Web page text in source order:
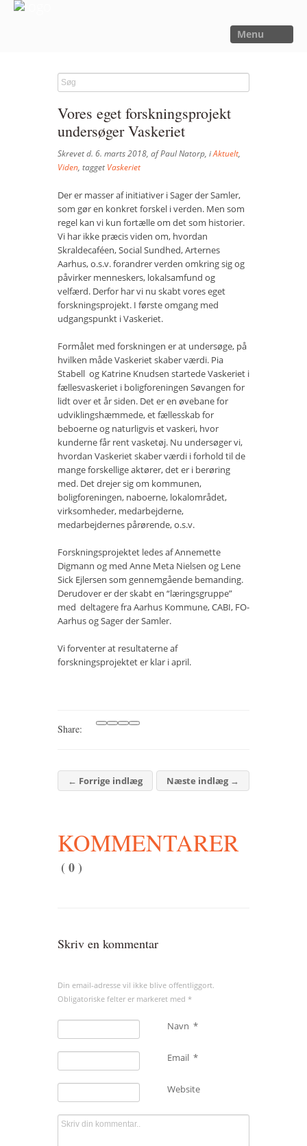
Menu
FORSKNING
Om Sager der Samler
Bliv medlem
Politikker og vedtægter
Vores eget forskningsprojekt
undersøger Vaskeriet
Skrevet d. 6. marts 2018, af Paul Natorp, iAktuelt,
Viden, tagget Vaskeriet
Der er masser af initiativer i Sager der Samler,
som gør en konkret forskel i verden. Men som
regel kan vi kun fortælle om det som historier.
Vi har ikke præcis viden om, hvordan
Skraldecaféen, Social Sundhed, Arternes
Aarhus, o.s.v. forandrer verden omkring sig og
påvirker menneskers, lokalsamfund og
velfærd. Derfor har vi nu skabt vores eget
forskningsprojekt. I første omgang med
udgangspunkt i Vaskeriet.
Formålet med forskningen er at undersøge, på
hvilken måde Vaskeriet skaber værdi. Pia
Stabell og Katrine Knudsen startede Vaskeriet i
fællesvaskeriet i boligforeningen Søvangen for
lidt over et år siden. Det er en øvebane for
udviklingshæmmede, et fællesskab for
beboerne og naturligvis et vaskeri, hvor
kunderne får rent vasketøj. Nu undersøger vi,
hvordan Vaskeriet skaber værdi i forhold til de
mange forskellige aktører, det er i berøring
med. Det drejer sig om kommunen,
boligforeningen, naboerne, lokalområdet,
virksomheder, medarbejderne,
medarbejdernes pårørende, o.s.v.
Forskningsprojektet ledes af Annemette
Digmann og med Anne Meta Nielsen og Lene
Sick Ejlersen som gennemgående bemanding.
Derudover er der skabt en “læringsgruppe”
med deltagere fra Aarhus Kommune, CABI, FO-
Aarhus og Sager der Samler.
Vi forventer at resultaterne af
forskningsprojektet er klar i april.
Share:
← Forrige indlæg Næste indlæg→
KOMMENTARER
( 0 )
Skriv en kommentar
Din email-adresse vil ikke blive offentliggort.
Obligatoriske felter er markeret med *
Navn *
Email *
Website